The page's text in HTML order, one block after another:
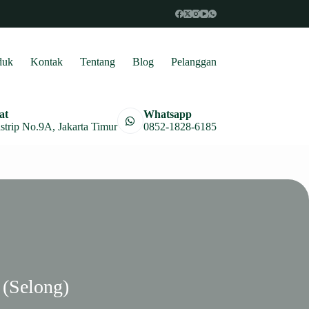
Kontak Tentang Blog Pelanggan
No.9A, Jakarta Timur
Whatsapp
0852-1828-6185